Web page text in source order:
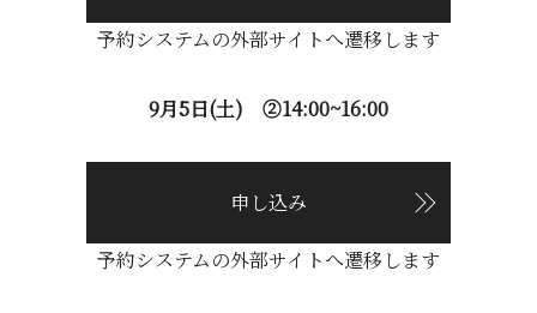
予約システムの外部サイトへ遷移します
9月5日(土) ②14:00~16:00
申し込み
予約システムの外部サイトへ遷移します